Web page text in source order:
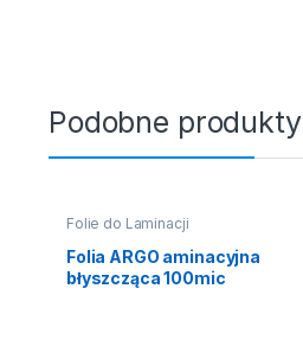
Podobne produkty
Folie do Laminacji
Folia ARGO aminacyjna
błyszcząca 100mic